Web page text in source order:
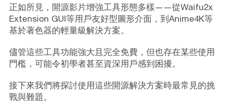
正如所見，開源影片增強工具形態多樣——從Waifu2x
Extension GUI等用戶友好型圖形介面，到Anime4K等
基於著色器的輕量級解決方案。
儘管這些工具功能強大且完全免費，但也存在某些使用
門檻，可能令初學者甚至資深用戶感到困擾。
接下來我們將探討使用這些開源解決方案時最常見的挑
戰與難題。